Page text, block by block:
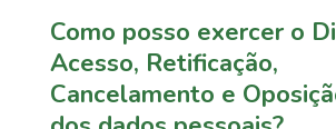
Como posso exercer o
Acesso, Retificação,
Cancelamento e